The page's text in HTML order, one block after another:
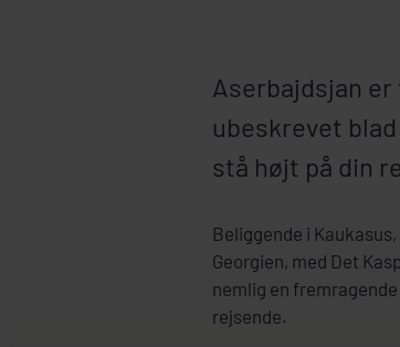
Aserbajdsjan
ubeskrevet
stå højt på din
Beliggende i
Georgien, med Det
nemlig en
rejsende.